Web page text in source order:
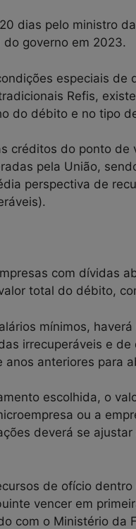
dias pelo ministro
governo em 2023.
especiais de
Refis,
do débito e no tipo
créditos do ponto de
pela União,
perspectiva de
com dívidas
total do débito,
mínimos,
irrecuperáveis e
anteriores para
escolhida, o
ou a
deverá se
de ofício
vencer em
com o Ministério da